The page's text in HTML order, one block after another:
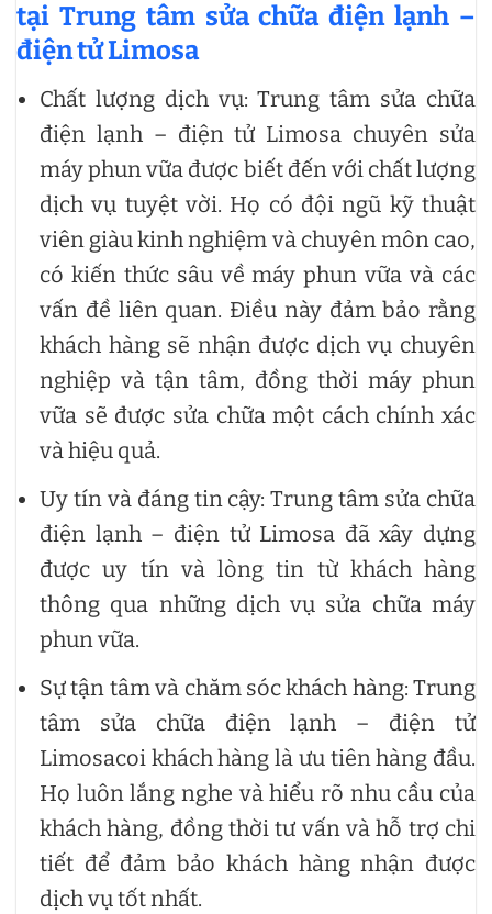
tại Trung tâm sửa chữa điện lạnh –
điện tử Limosa
Chất lượng dịch vụ: Trung tâm sửa chữa
điện lạnh – điện tử Limosa chuyên sửa
máy phun vữa được biết đến với chất lượng
dịch vụ tuyệt vời. Họ có đội ngũ kỹ thuật
viên giàu kinh nghiệm và chuyên môn cao,
có kiến thức sâu về máy phun vữa và các
vấn đề liên quan. Điều này đảm bảo rằng
khách hàng sẽ nhận được dịch vụ chuyên
nghiệp và tận tâm, đồng thời máy phun
vữa sẽ được sửa chữa một cách chính xác
và hiệu quả.
Uy tín và đáng tin cậy: Trung tâm sửa chữa
điện lạnh – điện tử Limosa đã xây dựng
được uy tín và lòng tin từ khách hàng
thông qua những dịch vụ sửa chữa máy
phun vữa.
Sự tận tâm và chăm sóc khách hàng: Trung
tâm sửa chữa điện lạnh – điện tử
Limosacoi khách hàng là ưu tiên hàng đầu.
Họ luôn lắng nghe và hiểu rõ nhu cầu của
khách hàng, đồng thời tư vấn và hỗ trợ chi
tiết để đảm bảo khách hàng nhận được
dịch vụ tốt nhất.